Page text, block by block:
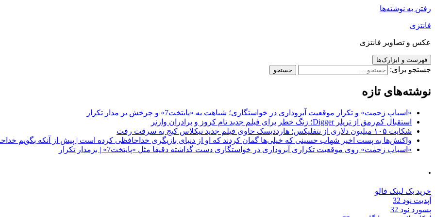
رفتن به نوشته‌ها
فانتزی
عکس و تصاویر فانتزی
فهرست و ابزارک‌ها
جستجو برای:
نوشته‌های تازه
«اسباب زحمت» و تکرار موقعیت آبروداری در خواستگاری؛ شباهت به «پایتخت7» و چرخش بر مدار تکرار
استقبال کم‌رمق از تریلر Digger؛ زنگ خطر برای فیلم جدید تام کروز و برادران وارنر
شکایت ۱۰۵ میلیون دلاری از نتفلیکس؛ هارددیسک حاوی فیلم جدید نیکلاس کیج به سرقت رفت
واکنش‌ها به پست اخیر شهاب حسینی که خیلی‌ها گمان کردند که او از دنیای بازیگری خداحافظی کرده است | پیش از آنکه بگویم
«اسباب زحمت» روی موقعیت تکراری آبروداری در خواستگاری دست گذاشته دقیقا مثل «پایتخت7» | برمدار تکرار
.
خرید بک لینک فالو
آپدیت نود 32
پسورد نود 32